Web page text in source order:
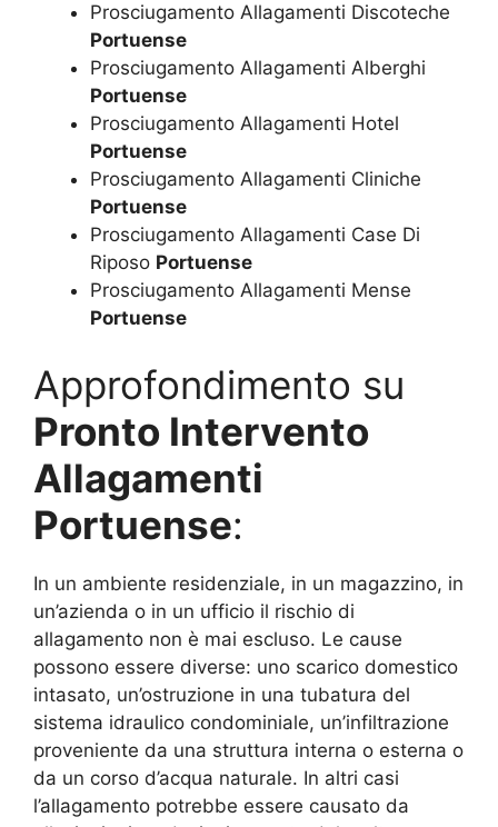
Prosciugamento Allagamenti Discoteche
Portuense
Prosciugamento Allagamenti Alberghi
Portuense
Prosciugamento Allagamenti Hotel
Portuense
Prosciugamento Allagamenti Cliniche
Portuense
Prosciugamento Allagamenti Case Di
Riposo Portuense
Prosciugamento Allagamenti Mense
Portuense
Approfondimento su
Pronto Intervento
Allagamenti
Portuense:
In un ambiente residenziale, in un magazzino, in
un’azienda o in un ufficio il rischio di
allagamento non è mai escluso. Le cause
possono essere diverse: uno scarico domestico
intasato, un’ostruzione in una tubatura del
sistema idraulico condominiale, un’infiltrazione
proveniente da una struttura interna o esterna o
da un corso d’acqua naturale. In altri casi
l’allagamento potrebbe essere causato da